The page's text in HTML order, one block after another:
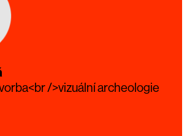
/>vizuální archeologie